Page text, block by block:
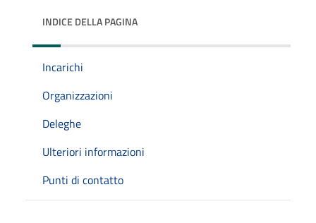
INDICE DELLA PAGINA
Incarichi
Organizzazioni
Deleghe
Ulteriori informazioni
Punti di contatto